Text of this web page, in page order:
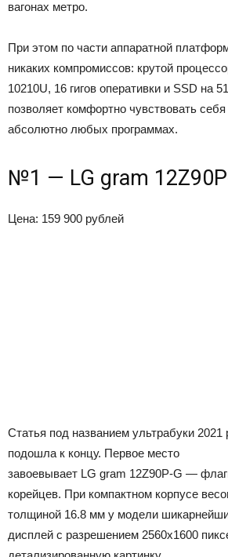
вагонах метро.
При этом по части аппаратной
никаких компромиссов: крутой
10210U, 16 гигов оперативки и SSD на
позволяет комфортно чувствовать
абсолютно любых программах.
№1 — LG gram
Цена: 159 900 рублей
Статья под названием ультрабуки 2021
подошла к концу. Первое место
завоевывает LG gram 12Z90P-G —
корейцев. При компактном корпусе
толщиной 16.8 мм у модели
дисплей с разрешением 2560х1600